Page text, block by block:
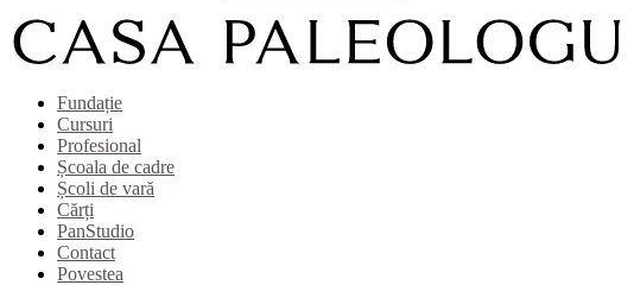
Fundație
Cursuri
Profesional
Școala de cadre
Școli de vară
Cărți
PanStudio
Contact
Povestea